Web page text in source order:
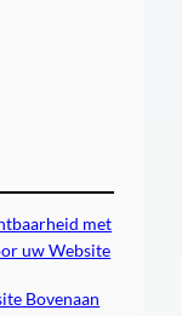
met
uw Website
Bovenaan